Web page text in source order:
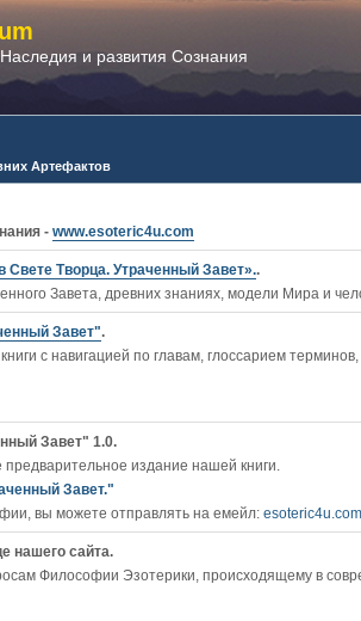
и развития Сознания
Артефактов
- www.esoteric4u.com
Свете Творца. Утраченный Завет»..
Завета, древних знаниях, модели Мира и
Завет".
c навигацией по главам, глоссарием
Завет" 1.0.
издание нашей книги.
Завет."
вы можете отправлять на емейл:
нашего сайта.
Философии Эзотерики, происходящему в